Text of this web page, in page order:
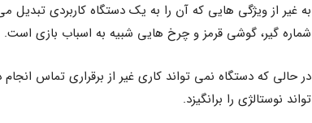
شماره گیر، گوشی قرمز و چرخ هایی شبیه به اسباب بازی است.
در حالی که دستگاه نمی تواند کاری غیر از برقراری تماس
تواند نوستالژی را برانگیزد.